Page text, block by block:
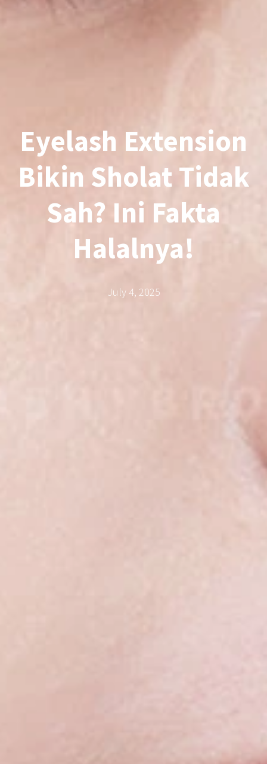
Eyelash Extension
Bikin Sholat Tidak
Sah? Ini Fakta
Halalnya!
July 4, 2025